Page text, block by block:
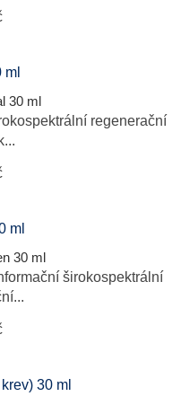
30 ml
regenerační
30 ml
širokospektrální